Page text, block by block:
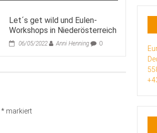
Let´s get wild und Eulen-
Workshops in Niederösterreich
06/05/2022 Anni Henning 0
* markiert